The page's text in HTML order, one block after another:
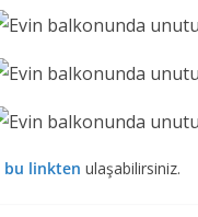
bu linkten ulaşabilirsiniz.